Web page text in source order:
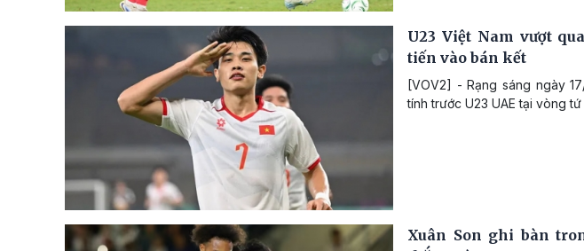
U23 Việt Nam vượt
tiến vào bán kết
[VOV2] - Rạng sáng ngày
tính trước U23 UAE tại vòng
Xuân Son ghi bàn